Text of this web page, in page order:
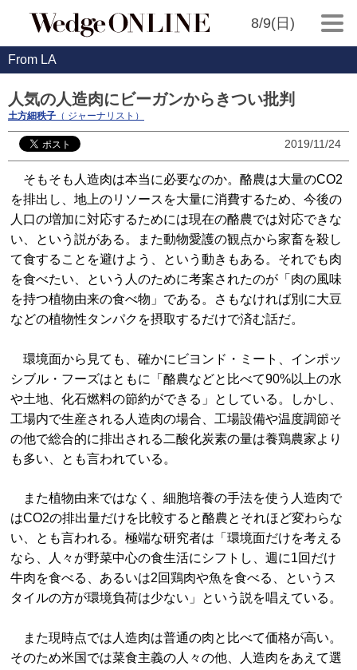
8/9(日)
From LA
人気の人造肉にビーガンからきつい批判
土方細秩子 （ ジャーナリスト）
2019/11/24
そもそも人造肉は本当に必要なのか。酪農は大量のCO2
を排出し、地上のリソースを大量に消費するため、今後の
人口の増加に対応するためには現在の酪農では対応できな
い、という説がある。また動物愛護の観点から家畜を殺し
て食することを避けよう、という動きもある。それでも肉
を食べたい、という人のために考案されたのが「肉の風味
を持つ植物由来の食べ物」である。さもなければ別に大豆
などの植物性タンパクを摂取するだけで済む話だ。
環境面から見ても、確かにビヨンド・ミート、インポッ
シブル・フーズはともに「酪農などと比べて90%以上の水
や土地、化石燃料の節約ができる」としている。しかし、
工場内で生産される人造肉の場合、 工場設備や温度調節そ
の他で総合的に排出される二酸化炭素の量は養鶏農家より
も多い、とも言われている。
また植物由来ではなく、細胞培養の手法を使う人造肉で
はCO2の排出量だけを比較すると酪農とそれほど変わらな
い、とも言われる。極端な研究者は「環境面だけを考える
なら、人々が野菜中心の食生活にシフトし、週に1回だけ
牛肉を食べる、あるいは2回鶏肉や魚を食べる、というス
タイルの方が環境負荷は少ない」という説を唱えている。
また現時点では人造肉は普通の肉と比べて価格が高い。
そのため米国では菜食主義の人々の他、人造肉をあえて選